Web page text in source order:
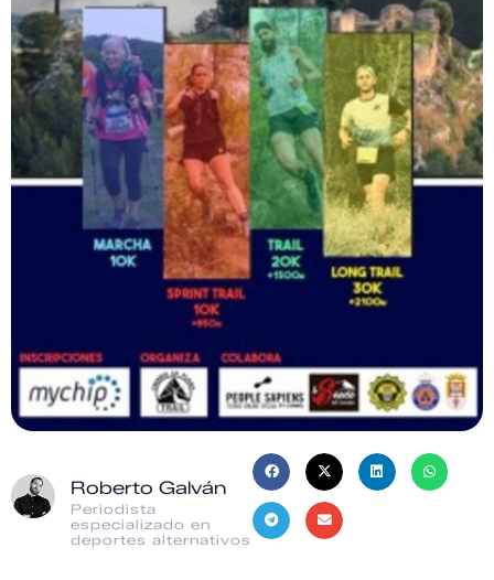
Roberto Galván
Periodista
especializado en
deportes alternativos